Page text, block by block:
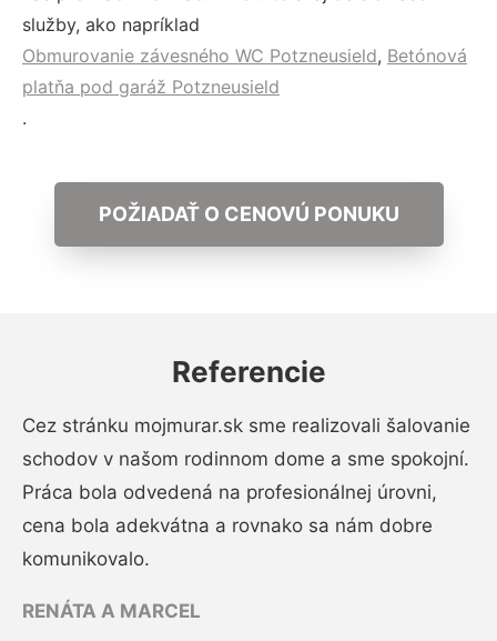
služby, ako napríklad
Obmurovanie závesného WC Potzneusield, Betónová
platňa pod garáž Potzneusield
.
POŽIADAŤ O CENOVÚ PONUKU
Referencie
Cez stránku mojmurar.sk sme realizovali šalovanie
schodov v našom rodinnom dome a sme spokojní.
Práca bola odvedená na profesionálnej úrovni,
cena bola adekvátna a rovnako sa nám dobre
komunikovalo.
RENÁTA A MARCEL